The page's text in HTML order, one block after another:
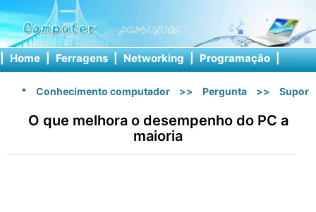
| Home | Ferragens | Networking | Programação |
* Conhecimento computador >> Pergunta >>
O que melhora o desempenho do PC a
maioria